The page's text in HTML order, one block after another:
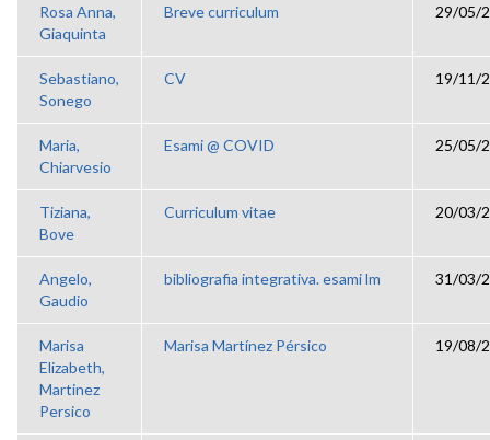
Rosa Anna,
Giaquinta
Breve curriculum 29/05/
Sebastiano,
Sonego
CV 19/11/
Maria,
Chiarvesio
Esami @ COVID 25/05/
Tiziana,
Bove
Curriculum vitae 20/03/
Angelo,
Gaudio
bibliografia integrativa. esami lm 31/03/
Marisa
Elizabeth,
Martinez
Persico
Marisa Martínez Pérsico 19/08/